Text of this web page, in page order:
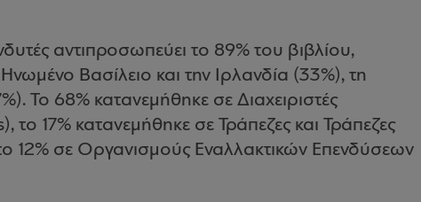
αντιπροσωπεύει το 89% του βιβλίου,
Βασίλειο και την Ιρλανδία (33%), τη
Το 68% κατανεμήθηκε σε Διαχειριστές
17% κατανεμήθηκε σε Τράπεζες και Τράπεζες
12% σε Οργανισμούς Εναλλακτικών Επενδύσεων